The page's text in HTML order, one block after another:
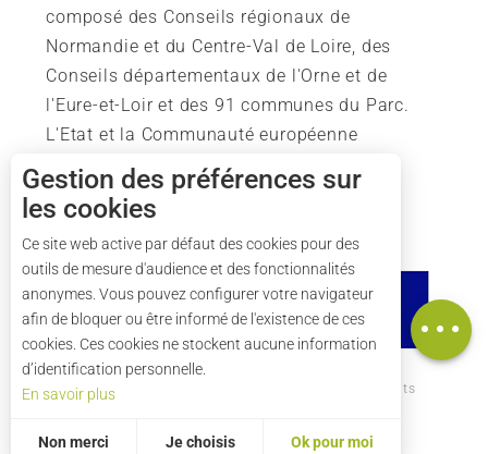
Horaires
Carte
composé des Conseils régionaux de
Normandie et du Centre-Val de Loire, des
Conseils départementaux de l'Orne et de
l'Eure-et-Loir et des 91 communes du Parc.
L'Etat et la Communauté européenne
soutiennent également l'action du Parc.
Comment venir ? Crédits
Plan du site
Gestion des préférences sur
les cookies
Ce site web active par défaut des cookies pour des
outils de mesure d'audience et des fonctionnalités
anonymes. Vous pouvez configurer votre navigateur
afin de bloquer ou être informé de l'existence de ces
cookies. Ces cookies ne stockent aucune information
d’identification personnelle.
En savoir plus
Non merci Je choisis Ok pour moi